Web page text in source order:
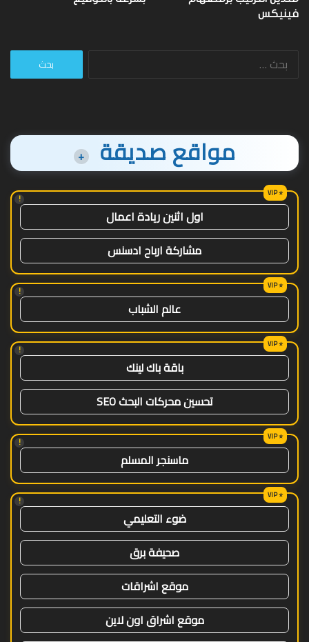
فينيكس
البحث
مواقع صديقة +
!
اول اثنين ريادة اعمال
مشاركة ارباح ادسنس
!
عالم الشباب
!
باقة باك لينك
تحسين محركات البحث SEO
!
ماسنجر المسلم
!
ضوء التعليمي
صحيفة برق
موقع اشراقات
موقع اشراق اون لاين